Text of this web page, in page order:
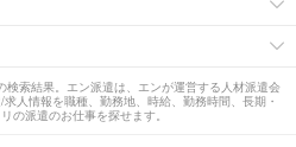
索結果。エン派遣は、エンが運営する人材派遣会
人情報を職種、勤務地、時給、勤務時間、長期・
の派遣のお仕事を探せます。